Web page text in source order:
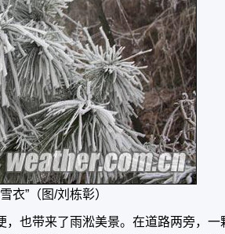
衣”（图/刘栋彰）
也带来了雨淞美景。在道路两旁，一